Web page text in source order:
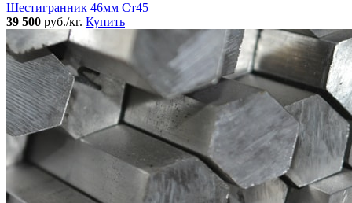
Шестигранник 46мм Ст45
39 500 руб./кг. Купить